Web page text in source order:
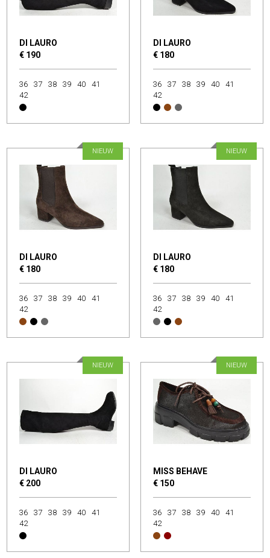
DI LAURO
€ 190
36 37 38 39 40
41
42
DI LAURO
€ 180
36 37 38 39 40
41
42
DI LAURO
€ 180
NIEUW
36 37 38 39 40
41
42
DI LAURO
€ 180
NIEUW
36 37 38 39 40
41
42
DI LAURO
€ 200
NIEUW
36 37 38 39 40
41
42
MISS BEHAVE
€ 150
NIEUW
36 37 38 39 40
41
42